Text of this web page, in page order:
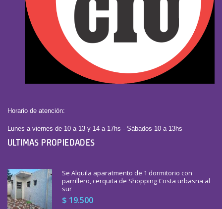
Horario de atención:
Lunes a viernes de 10 a 13 y 14 a 17hs - Sábados 10 a 13hs
ULTIMAS PROPIEDADES
Se Alquila aparatmento de 1 dormitorio con
parrillero, cerquita de Shopping Costa urbasna al
sur
$ 19.500